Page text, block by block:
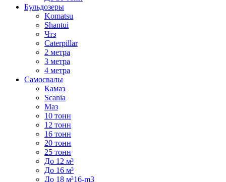
Бульдозеры
Komatsu
Shantui
Чтз
Caterpillar
2 метра
3 метра
4 метра
Самосвалы
Камаз
Scania
Маз
10 тонн
12 тонн
16 тонн
20 тонн
25 тонн
До 12 м³
До 16 м³
До 18 м³16-m3